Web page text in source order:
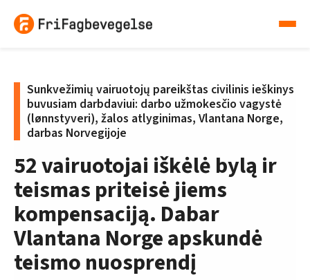
Sunkvežimių vairuotojų pareikštas civilinis ieškinys
buvusiam darbdaviui: darbo užmokesčio vagystė
(lønnstyveri), žalos atlyginimas, Vlantana Norge,
darbas Norvegijoje
52 vairuotojai iškėlė bylą ir
teismas priteisė jiems
kompensaciją. Dabar
Vlantana Norge apskundė
teismo nuosprendį